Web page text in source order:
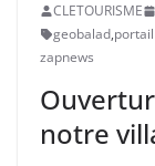
CLETOURISME
geobalad,
zapnews
notre